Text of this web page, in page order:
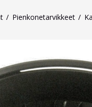
Pienkonetarvikkeet